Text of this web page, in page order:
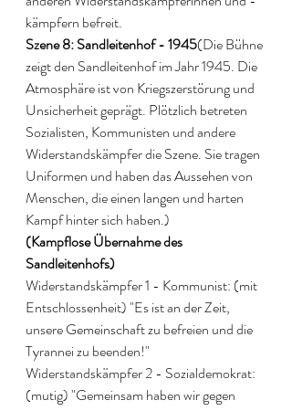
kämpfern befreit.
Szene 8: Sandleitenhof - 1945(Die Bühne
zeigt den Sandleitenhof im Jahr 1945. Die
Atmosphäre ist von Kriegszerstörung und
Unsicherheit geprägt. Plötzlich betreten
Sozialisten, Kommunisten und andere
Widerstandskämpfer die Szene. Sie tragen
Uniformen und haben das Aussehen von
Menschen, die einen langen und harten
Kampf hinter sich haben.)
(Kampflose Übernahme des
Sandleitenhofs)
Widerstandskämpfer 1 - Kommunist: (mit
Entschlossenheit) "Es ist an der Zeit,
unsere Gemeinschaft zu befreien und die
Tyrannei zu beenden!"
Widerstandskämpfer 2 - Sozialdemokrat:
(mutig) "Gemeinsam haben wir gegen